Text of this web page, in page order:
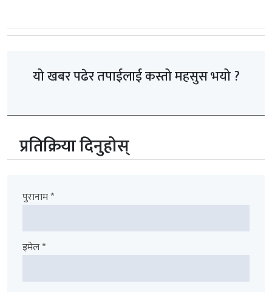
यो खबर पढेर तपाईलाई कस्तो महसुस भयो ?
प्रतिक्रिया दिनुहोस्
पुरानाम *
इमेल *